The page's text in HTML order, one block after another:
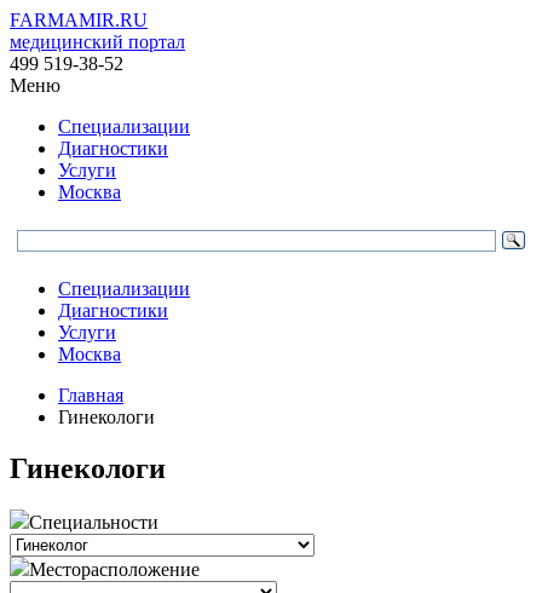
FARMAMIR.RU
медицинский портал
499 519-38-52
Меню
Специализации
Диагностики
Услуги
Москва
Специализации
Диагностики
Услуги
Москва
Главная
Гинекологи
Гинекологи
Специальности
Месторасположение